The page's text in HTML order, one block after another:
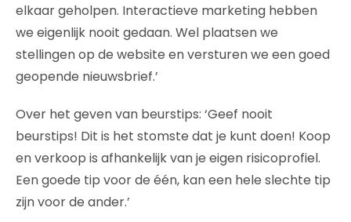
elkaar geholpen. Interactieve marketing hebben
we eigenlijk nooit gedaan. Wel plaatsen we
stellingen op de website en versturen we een goed
geopende nieuwsbrief.’
Over het geven van beurstips: ‘Geef nooit
beurstips! Dit is het stomste dat je kunt doen! Koop
en verkoop is afhankelijk van je eigen risicoprofiel.
Een goede tip voor de één, kan een hele slechte tip
zijn voor de ander.’